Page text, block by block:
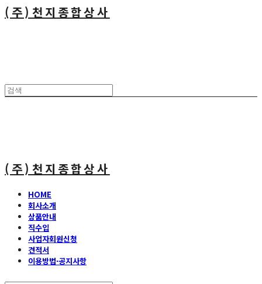
(주)천지종합상사
(주)천지종합상사
HOME
회사소개
상품안내
직수입
사업자회원신청
견적서
이용방법·공지사항